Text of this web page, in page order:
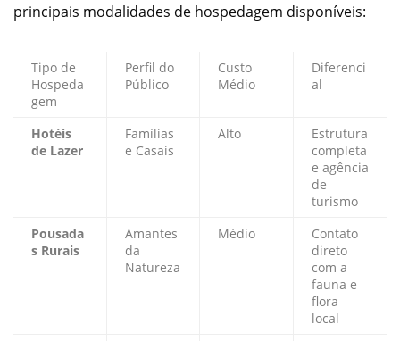
principais modalidades de hospedagem disponíveis:
Tipo de
Hospeda
gem
Perfil do
Público
Custo
Médio
Diferenci
al
Hotéis
de Lazer
Famílias
e Casais
Alto
Estrutura
completa
e agência
de
turismo
Pousada
s Rurais
Amantes
da
Natureza
Médio
Contato
direto
com a
fauna e
flora
local